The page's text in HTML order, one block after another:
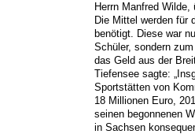
Herrn Manfred Wilde,
Die Mittel werden für
benötigt. Diese war
Schüler, sondern
das Geld aus der
Tiefensee sagte:
Sportstätten von
18 Millionen Euro,
seinen begonnenen
in Sachsen